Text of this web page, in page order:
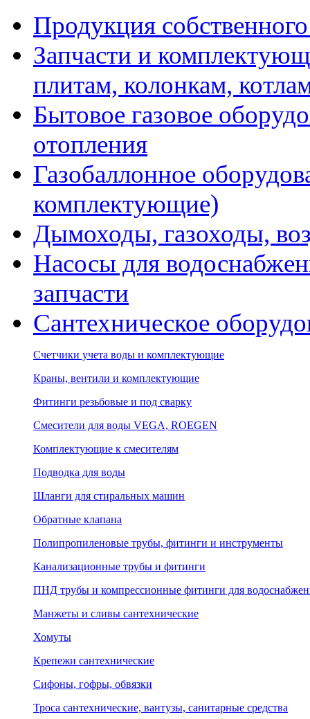
Продукция
Запчасти и
плитам, колонкам,
Бытовое газовое
отопления
Газобаллонное
комплектующие)
Дымоходы, газоходы,
Насосы для
запчасти
Сантехническое
Счетчики учета воды и комплектующие
Краны, вентили и комплектующие
Фитинги резьбовые и под сварку
Смесители для воды VEGA, ROEGEN
Комплектующие к смесителям
Подводка для воды
Шланги для стиральных машин
Обратные клапана
Полипропиленовые трубы, фитинги и инструменты
Канализационные трубы и фитинги
ПНД трубы и компрессионные фитинги для
Манжеты и сливы сантехнические
Хомуты
Крепежи сантехнические
Сифоны, гофры, обвязки
Троса сантехнические, вантузы, санитарные средства